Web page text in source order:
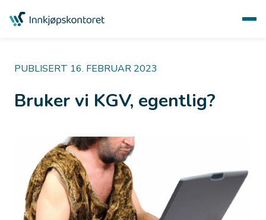
PUBLISERT 16. FEBRUAR 2023
Bruker vi KGV, egentlig?